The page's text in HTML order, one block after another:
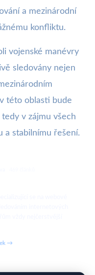
a mezinárodní
konfliktu.
vojenské manévry
sledovány nejen
této oblasti bude
tedy v zájmu všech
a stabilnímu řešení.
→